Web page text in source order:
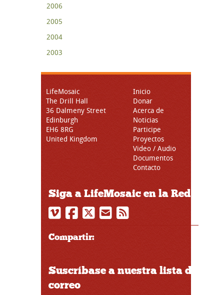
2006
2005
2004
2003
LifeMosaic
The Drill Hall
36 Dalmeny Street
Edinburgh
EH6 8RG
United Kingdom
Inicio
Donar
Acerca de
Noticias
Participe
Proyectos
Video / Audio
Documentos
Contacto
Siga a LifeMosaic en la Red
Compartir:
Suscríbase a nuestra lista de
correo